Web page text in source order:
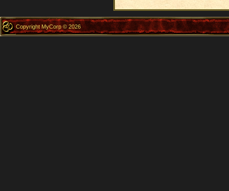
Copyright MyCorp © 2026